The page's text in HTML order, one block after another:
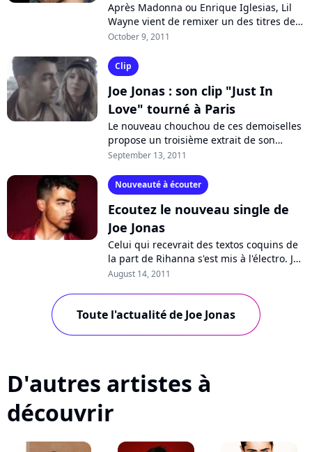
Après Madonna ou Enrique Iglesias, Lil
Wayne vient de remixer un des titres de
Joe Jonas. Cette nouvelle version de "Just
October 9, 2011
Clip
Joe Jonas : son clip "Just In
Love" tourné à Paris
Le nouveau chouchou de ces demoiselles
propose un troisième extrait de son
album "Fast Life", dont la parution est
September 13, 2011
Nouveauté à écouter
Ecoutez le nouveau single de
Joe Jonas
Celui qui recevrait des textos coquins de
la part de Rihanna s'est mis à l'électro. Joe
Jonas dévoile son nouveau single "Love
August 14, 2011
Toute l'actualité de Joe Jonas
D'autres artistes à
découvrir